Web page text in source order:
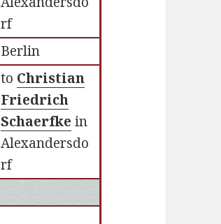
rf
Berlin
to Christian
Friedrich
Schaerfke in
Alexandersdo
rf